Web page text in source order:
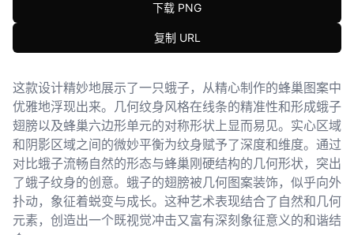
下载 PNG
复制 URL
这款设计精妙地展示了一只蛾子，从精心制作的蜂巢图案中
优雅地浮现出来。几何纹身风格在线条的精准性和形成蛾子
翅膀以及蜂巢六边形单元的对称形状上显而易见。实心区域
和阴影区域之间的微妙平衡为纹身赋予了深度和维度。通过
对比蛾子流畅自然的形态与蜂巢刚硬结构的几何形状，突出
了蛾子纹身的创意。蛾子的翅膀被几何图案装饰，似乎向外
扑动，象征着蜕变与成长。这种艺术表现结合了自然和几何
元素，创造出一个既视觉冲击又富有深刻象征意义的和谐结